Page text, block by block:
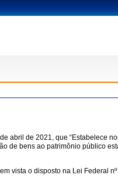
abril de 2021, que “Estabelece
de bens ao patrimônio público
vista o disposto na Lei Federal